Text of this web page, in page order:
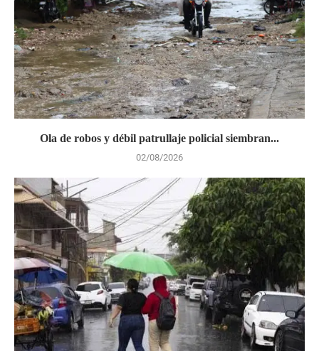
Ola de robos y débil patrullaje policial siembran...
02/08/2026